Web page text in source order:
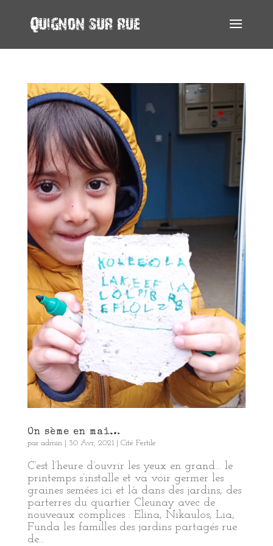
On sème en mai…
par admin| 30 Avr, 2021| Cité Fertile
C’est l’heure d’ouvrir les yeux en grand… le
printemps s’installe et va voir germer les
graines semées ici et là dans des jardins, des
parterres du quartier Cleunay avec de
nouveaux complices : Elina, Nikaulos, Lia,
Funda les familles des jardins partagés rue
de...